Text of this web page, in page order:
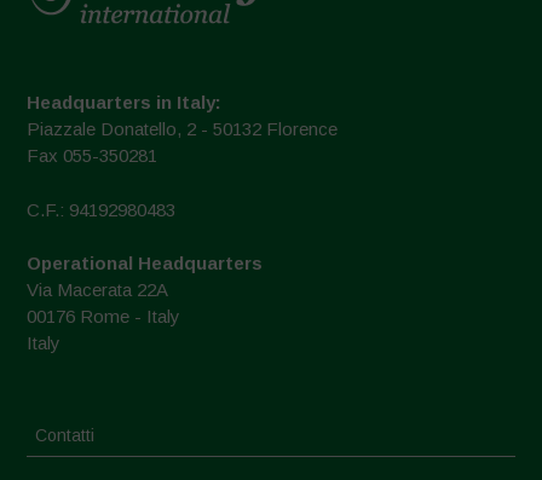
Headquarters in Italy:
Piazzale Donatello, 2 - 50132 Florence
Fax 055-350281
C.F.: 94192980483
Operational Headquarters
Via Macerata 22A
00176 Rome - Italy
Italy
Contatti